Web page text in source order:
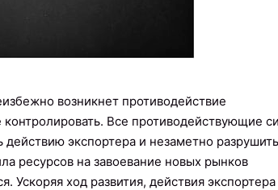
возникнет противодействие
Все противодействующие
экспортера и незаметно разрушить
ресурсов на завоевание новых рынков
Ускоряя ход развития, действия экспортера